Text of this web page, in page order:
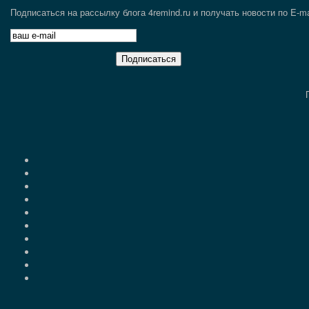
Подписаться на рассылку блога 4remind.ru и получать новости по E-